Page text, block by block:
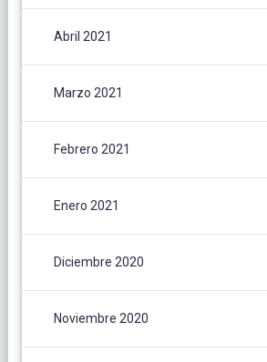
Abril 2021
Marzo 2021
Febrero 2021
Enero 2021
Diciembre 2020
Noviembre 2020